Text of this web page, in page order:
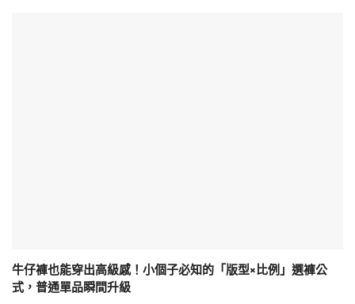
牛仔褲也能穿出高級感！小個子必知的「版型×比例」選褲公
式，普通單品瞬間升級